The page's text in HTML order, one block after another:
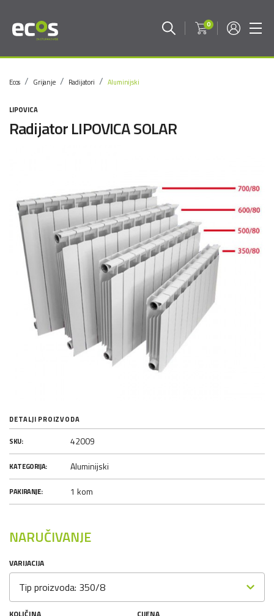
0
Ecos Grijanje Radijatori Aluminijski
LIPOVICA
Radijator LIPOVICA SOLAR
DETALJI PROIZVODA
SKU: 42009
KATEGORIJA: Aluminijski
PAKIRANJE: 1 kom
NARUČIVANJE
VARIJACIJA
Tip proizvoda: 350/8